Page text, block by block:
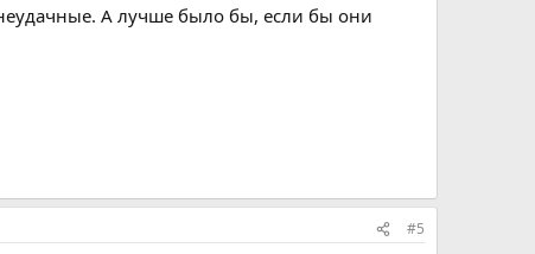
А лучше было бы, если бы они
#5